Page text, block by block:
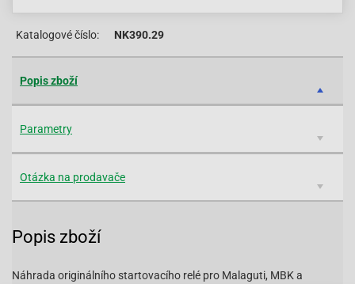
Katalogové číslo: NK390.29
Popis zboží
Parametry
Otázka na prodavače
Popis zboží
Náhrada originálního startovacího relé pro Malaguti, MBK a